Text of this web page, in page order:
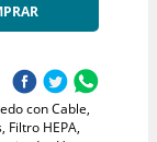
con Cable,
Filtro HEPA,